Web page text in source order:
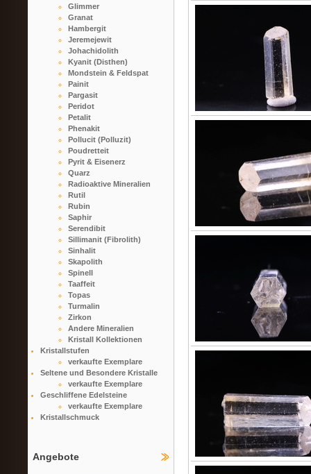
Glimmer
Granat
Hambergit
Jeremejewit
Johachidolith
Kyanit (Disthen)
Mondstein & Feldspat
Painit
Pargasit
Peridot
Petalit
Phenakit
Pollucit (Polluzit)
Poudretteit
Pyrit & Eisenerz
Quarz
Radioaktive Mineralien
Rutil
Rubin
Saphir
Serendibit
Sillimanit (Fibrolith)
Sinhalit
Skapolith
Spinell
Taaffeit
Topas
Turmalin
Zirkon
Andere Mineralien
Kristall Kollektionen
Kristallstufen
verkaufte Exemplare
Seltene und Besondere Kristalle
verkaufte Exemplare
Geschliffene Edelsteine
verkaufte Exemplare
Kristallschmuck
Angebote